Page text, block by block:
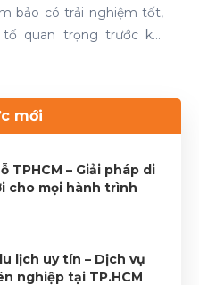
bảo có trải nghiệm tốt,
quan trọng trước khi
hệ với Thuê xe Phong
nhất.Liên hệ 0899 78
mới
TPHCM – Giải pháp di
cho mọi hành trình
lịch uy tín – Dịch vụ
nghiệp tại TP.HCM